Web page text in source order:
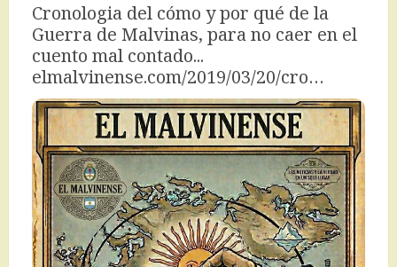
Cronologia del cómo y por qué de la
Guerra de Malvinas, para no caer en el
elmalvinense.com/2019/03/20/cro…